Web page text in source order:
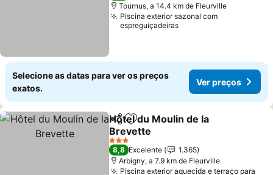
Tournus, a 14.4 km de Fleurville
Piscina exterior sazonal com
espreguiçadeiras
Selecione as datas para ver os preços
exatos.
Ver preços
PartilharAdicionar aos favoritos
Hôtel du Moulin de la
Brevette
3 Estrelas
8,8 Excelente
1.365
Arbigny, a 7.9 km de Fleurville
Piscina exterior aquecida e terraço para